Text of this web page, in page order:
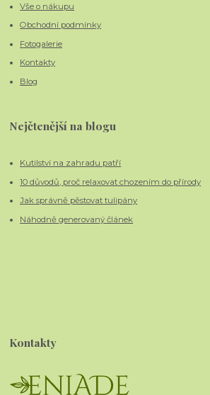
Vše o nákupu
Obchodní podmínky
Fotogalerie
Kontakty
Blog
Nejčtenější na blogu
Kutilství na zahradu patří
10 důvodů, proč relaxovat chozením do přírody
Jak správně pěstovat tulipány
Náhodně generovaný článek
Kontakty